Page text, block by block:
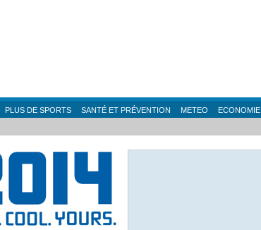
PLUS DE SPORTS SANTÉ ET PRÉVENTION METEO ECONOMIE